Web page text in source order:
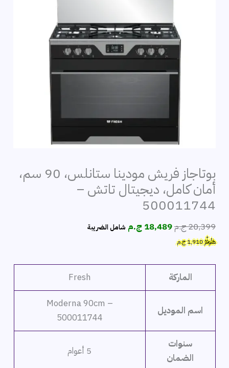
بوتاجاز فريش مودينا ستانلس، 90 سم،
أمان كامل، ديجيتال تاتش –
500011744
20,399ج.مالسعر
18,489 ج.م السعر
شامل الضريبة
هَتُوفِّرُ1,910ج.م
الماركة Fresh
اسم الموديل
Moderna 90cm –
500011744
سنوات
الضمان
5 أعوام